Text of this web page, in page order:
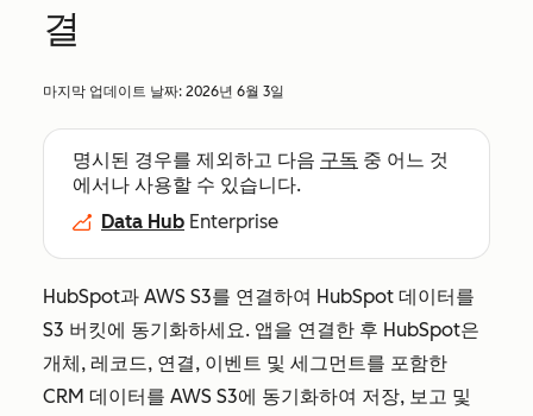
결
마지막 업데이트 날짜: 2026년 6월 3일
명시된 경우를 제외하고 다음 구독 중 어느 것
에서나 사용할 수 있습니다.
Data Hub Enterprise
HubSpot과 AWS S3를 연결하여 HubSpot 데이터를
S3 버킷에 동기화하세요. 앱을 연결한 후 HubSpot은
개체, 레코드, 연결, 이벤트 및 세그먼트를 포함한
CRM 데이터를 AWS S3에 동기화하여 저장, 보고 및